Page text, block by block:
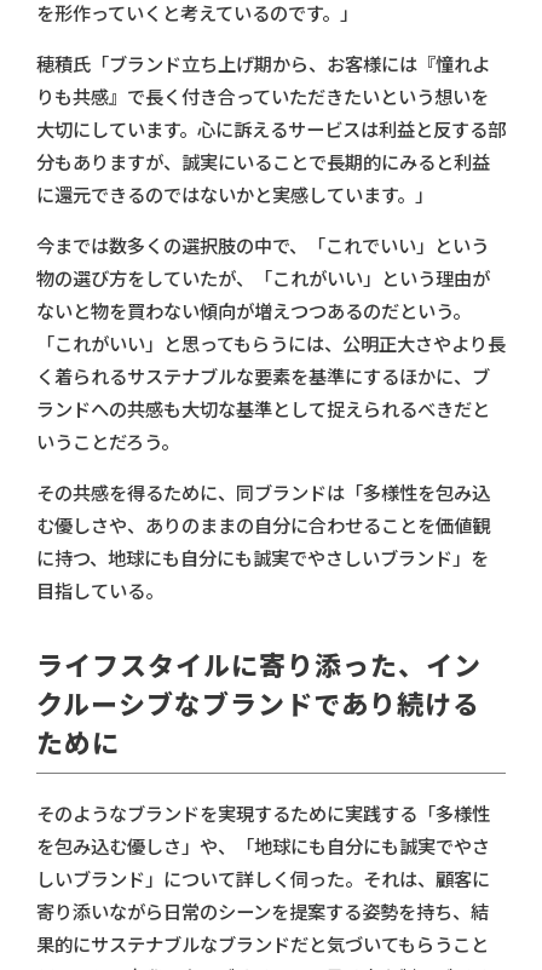
を形作っていくと考えているのです。」
穂積氏「ブランド立ち上げ期から、お客様には『憧れよ
りも共感』で長く付き合っていただきたいという想いを
大切にしています。心に訴えるサービスは利益と反する部
分もありますが、誠実にいることで長期的にみると利益
に還元できるのではないかと実感しています。」
今までは数多くの選択肢の中で、「これでいい」という
物の選び方をしていたが、「これがいい」という理由が
ないと物を買わない傾向が増えつつあるのだという。
「これがいい」と思ってもらうには、公明正大さやより長
く着られるサステナブルな要素を基準にするほかに、ブ
ランドへの共感も大切な基準として捉えられるべきだと
いうことだろう。
その共感を得るために、同ブランドは「多様性を包み込
む優しさや、ありのままの自分に合わせることを価値観
に持つ、地球にも自分にも誠実でやさしいブランド」を
目指している。
ライフスタイルに寄り添った、イン
クルーシブなブランドであり続ける
ために
そのようなブランドを実現するために実践する「多様性
を包み込む優しさ」や、「地球にも自分にも誠実でやさ
しいブランド」について詳しく伺った。それは、顧客に
寄り添いながら日常のシーンを提案する姿勢を持ち、結
果的にサステナブルなブランドだと気づいてもらうこと